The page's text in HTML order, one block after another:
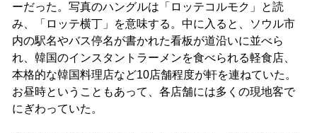
ーだった。写真のハングルは「ロッテコルモク」と読
み、「ロッテ横丁」を意味する。中に入ると、ソウル市
内の駅名やバス停名が書かれた看板が道沿いに並べら
れ、韓国のインスタントラーメンを食べられる軽食店、
本格的な韓国料理店など10店舗程度が軒を連ねていた。
お昼時ということもあって、各店舗には多くの現地客で
にぎわっていた。